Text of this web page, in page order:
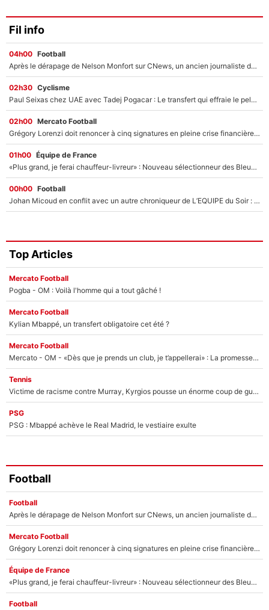
Fil info
04h00 Football
Après le dérapage de Nelson Monfort sur CNews, un ancien journaliste de France Télévisions relance la polémique sur les incendies en Gironde
02h30 Cyclisme
Paul Seixas chez UAE avec Tadej Pogacar : Le transfert qui effraie le peloton, «c’est la pire des choses qui puisse arriver»
02h00 Mercato Football
Grégory Lorenzi doit renoncer à cinq signatures en pleine crise financière : L’IA propose sept noms à l’OM pour un mercato réussi... à seulement 5M€ !
01h00 Équipe de France
«Plus grand, je ferai chauffeur-livreur» : Nouveau sélectionneur des Bleus, Zinédine Zidane s’était imaginé un avenir très différent lorsqu'il était enfant
00h00 Football
Johan Micoud en conflit avec un autre chroniqueur de L’EQUIPE du Soir : «Pendant un moment, je ne les ai pas remis ensemble dans l'émission»
Top Articles
Mercato Football
Pogba - OM : Voilà l'homme qui a tout gâché !
Mercato Football
Kylian Mbappé, un transfert obligatoire cet été ?
Mercato Football
Mercato - OM - «Dès que je prends un club, je t’appellerai» : La promesse de Marcelino au moment de claquer la porte
Tennis
Victime de racisme contre Murray, Kyrgios pousse un énorme coup de gueule !
PSG
PSG : Mbappé achève le Real Madrid, le vestiaire exulte
Football
Football
Après le dérapage de Nelson Monfort sur CNews, un ancien journaliste de France Télévisions relance la polémique sur les incendies en Gironde
Mercato Football
Grégory Lorenzi doit renoncer à cinq signatures en pleine crise financière : L’IA propose sept noms à l’OM pour un mercato réussi... à seulement 5M€ !
Équipe de France
«Plus grand, je ferai chauffeur-livreur» : Nouveau sélectionneur des Bleus, Zinédine Zidane s’était imaginé un avenir très différent lorsqu'il était enfant
Football